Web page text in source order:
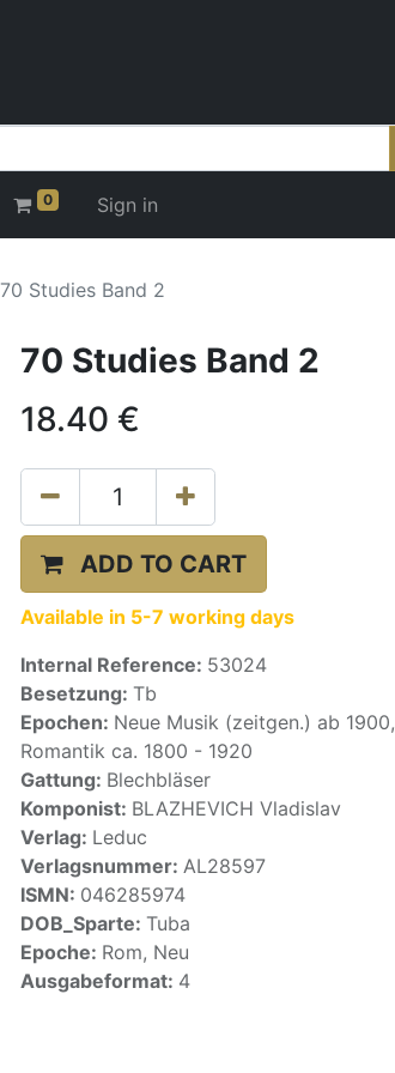
0 Sign in
70 Studies Band 2
70 Studies Band 2
18.40 €
ADD TO CART
Available in 5-7 working days
Internal Reference: 53024
Besetzung: Tb
Epochen: Neue Musik (zeitgen.) ab 1900,
Romantik ca. 1800 - 1920
Gattung: Blechbläser
Komponist: BLAZHEVICH Vladislav
Verlag: Leduc
Verlagsnummer: AL28597
ISMN: 046285974
DOB_Sparte: Tuba
Epoche: Rom, Neu
Ausgabeformat: 4